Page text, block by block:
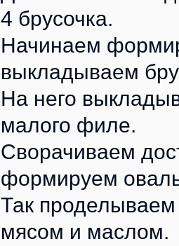
4 брусочка.
Начинаем
выкладываем
На него
малого филе.
Сворачиваем
формируем
Так
мясом и маслом.